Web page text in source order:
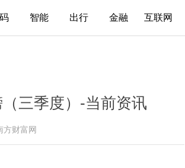
智能 出行 金融 互联网
三季度）-当前资讯
方财富网